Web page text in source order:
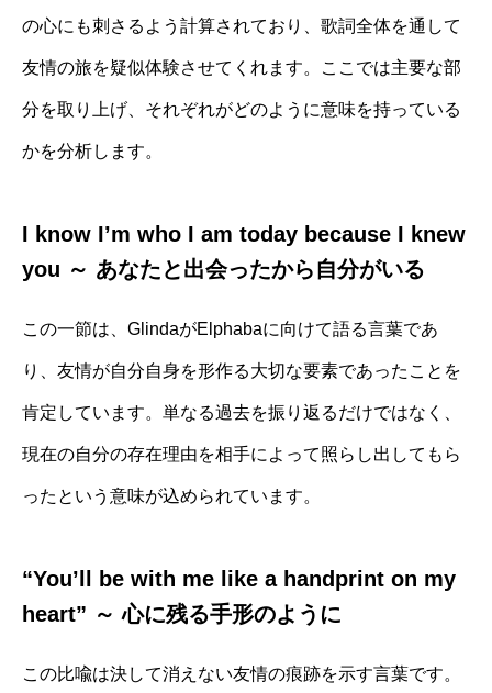
の心にも刺さるよう計算されており、歌詞全体を通して
友情の旅を疑似体験させてくれます。ここでは主要な部
分を取り上げ、それぞれがどのように意味を持っている
かを分析します。
I know I’m who I am today because I knew
you ～ あなたと出会ったから自分がいる
この一節は、GlindaがElphabaに向けて語る言葉であ
り、友情が自分自身を形作る大切な要素であったことを
肯定しています。単なる過去を振り返るだけではなく、
現在の自分の存在理由を相手によって照らし出してもら
ったという意味が込められています。
“You’ll be with me like a handprint on my
heart” ～ 心に残る手形のように
この比喩は決して消えない友情の痕跡を示す言葉です。